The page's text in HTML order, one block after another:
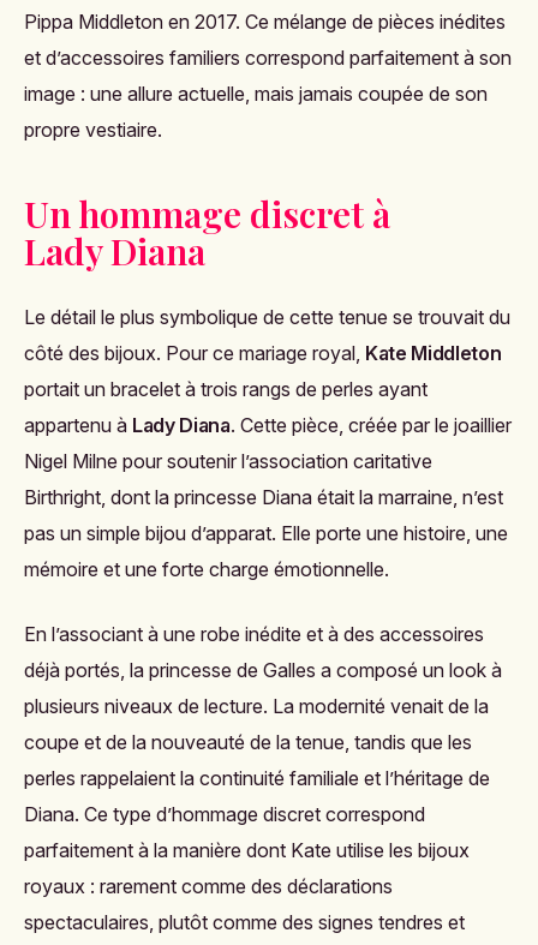
Pippa Middleton en 2017. Ce mélange de pièces inédites
et d’accessoires familiers correspond parfaitement à son
image : une allure actuelle, mais jamais coupée de son
propre vestiaire.
Un hommage discret à
Lady Diana
Le détail le plus symbolique de cette tenue se trouvait du
côté des bijoux. Pour ce mariage royal, Kate Middleton
portait un bracelet à trois rangs de perles ayant
appartenu à Lady Diana. Cette pièce, créée par le joaillier
Nigel Milne pour soutenir l’association caritative
Birthright, dont la princesse Diana était la marraine, n’est
pas un simple bijou d’apparat. Elle porte une histoire, une
mémoire et une forte charge émotionnelle.
En l’associant à une robe inédite et à des accessoires
déjà portés, la princesse de Galles a composé un look à
plusieurs niveaux de lecture. La modernité venait de la
coupe et de la nouveauté de la tenue, tandis que les
perles rappelaient la continuité familiale et l’héritage de
Diana. Ce type d’hommage discret correspond
parfaitement à la manière dont Kate utilise les bijoux
royaux : rarement comme des déclarations
spectaculaires, plutôt comme des signes tendres et